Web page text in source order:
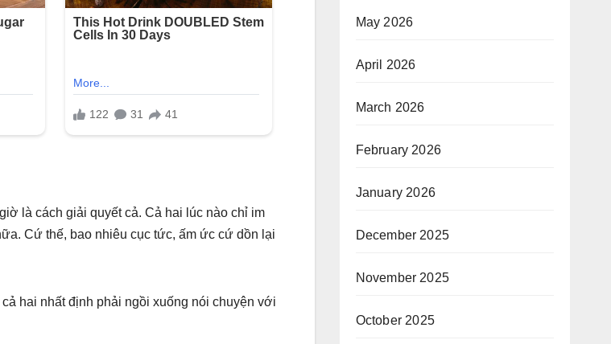
là cách giải quyết cả. Cả hai lúc nào chỉ im
Cứ thế, bao nhiêu cục tức, ấm ức cứ dồn lại
hai nhất định phải ngồi xuống nói chuyện với
May 2026
April 2026
March 2026
February 2026
January 2026
December 2025
November 2025
October 2025